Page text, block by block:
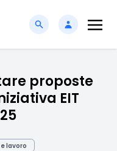
proposte
EIT
lavoro